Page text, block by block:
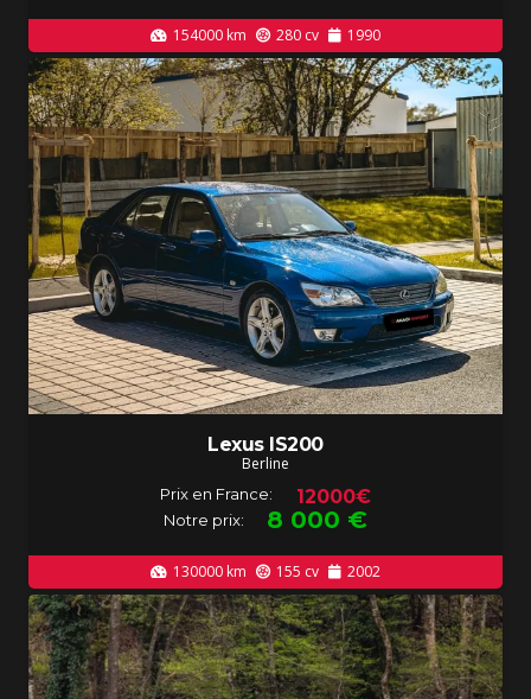
154000 km 280cv 1990
Lexus IS200
Berline
Prix en France: 12000€
Notre prix: 8 000 €
130000 km 155 cv 2002